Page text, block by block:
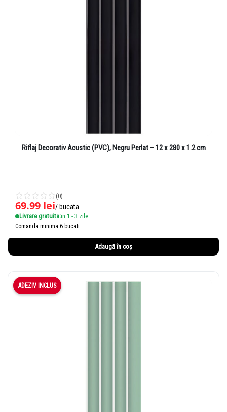
Riflaj Decorativ Acustic (PVC), Negru Perlat – 12 x 280 x 1.2 cm
(0)
69.99 lei/ bucata
Livrare gratuita:in 1 - 3 zile
Comanda minima 6 bucati
Adaugă în coș
ADEZIV INCLUS